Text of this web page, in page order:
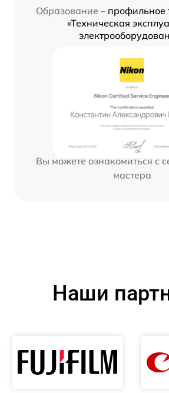
Образование – профильное
«Техническая
Вы можете ознакомиться с
мастера
Наши